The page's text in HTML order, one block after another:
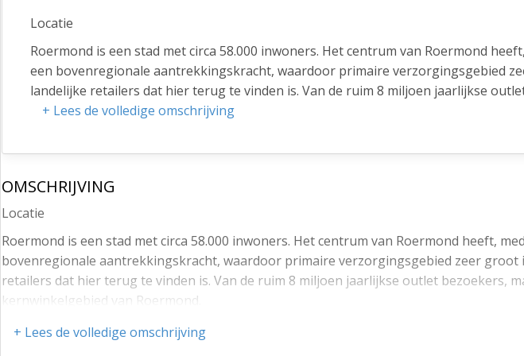
Locatie
Roermond is een stad met circa 58.000 inwoners. Het centrum van Roermond
een bovenregionale aantrekkingskracht, waardoor primaire verzorgingsgebied
landelijke retailers dat hier terug te vinden is. Van de ruim 8 miljoen jaarlijkse
naar het kernwinkelgebied van Roermond.
bereikbaar.
Object
De tot voorheen bij Pearle in gebruik zijnde winkelruimte is gelegen aan de Graaf
kernwinkelgebied. Door de ligging tegenover HEMA en naast de A-Mac store
winkelend publiek. Voor het overige ligt het nabij voorzieningen zoals het NS
haar diverse terrassen een rustpunt is voor de centrum bezoekers. Het object
begane grond, alsmede een goed bereikbaar souterrain van eveneens circa 126
Opleveringsniveau
+ Lees de volledige omschrijving
OMSCHRIJVING
Locatie
Roermond is een stad met circa 58.000 inwoners. Het centrum van Roermond heeft,
bovenregionale aantrekkingskracht, waardoor primaire verzorgingsgebied zeer groot
retailers dat hier terug te vinden is. Van de ruim 8 miljoen jaarlijkse outlet bezoekers,
kernwinkelgebied van Roermond.
De uitvalswegen, zoals de N280, A73 en A2 richting Venlo, Nijmegen, Maastricht en
+ Lees de volledige omschrijving